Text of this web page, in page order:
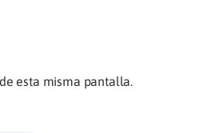
esta misma pantalla.